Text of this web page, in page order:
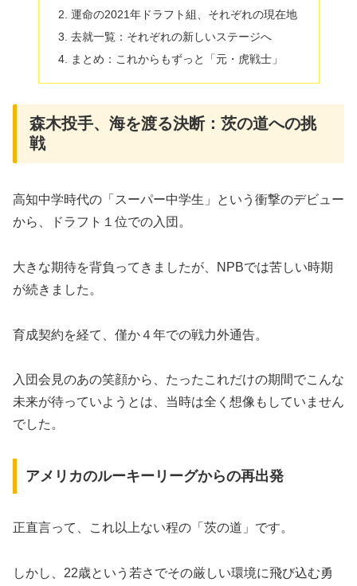
​運命の2021年ドラフト組、それぞれの現在地
​去就一覧：それぞれの新しいステージへ
​まとめ：これからもずっと「元・虎戦士」
​森木投手、海を渡る決断：茨の道への挑
戦
​高知中学時代の「スーパー中学生」という衝撃のデビュー
から、ドラフト１位での入団。
大きな期待を背負ってきましたが、NPBでは苦しい時期
が続きました。
​育成契約を経て、僅か４年での戦力外通告。
入団会見のあの笑顔から、たったこれだけの期間でこんな
未来が待っていようとは、当時は全く想像もしていません
でした。
​アメリカのルーキーリーグからの再出発
​正直言って、これ以上ない程の「茨の道」です。
しかし、22歳という若さでその厳しい環境に飛び込む勇